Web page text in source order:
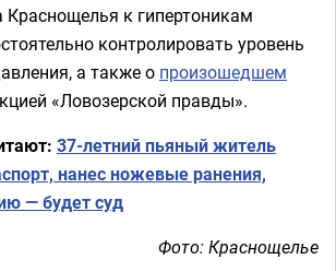
Краснощелья к гипертоникам
контролировать уровень
а также о произошедшем
«Ловозерской правды».
37-летний пьяный житель
нанес ножевые ранения,
— будет суд
Фото: Краснощелье